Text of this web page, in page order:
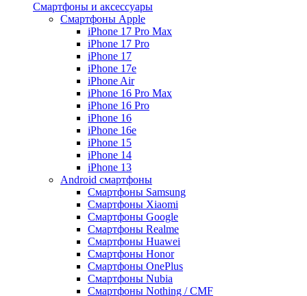
Смартфоны и аксессуары
Смартфоны Apple
iPhone 17 Pro Max
iPhone 17 Pro
iPhone 17
iPhone 17e
iPhone Air
iPhone 16 Pro Max
iPhone 16 Pro
iPhone 16
iPhone 16e
iPhone 15
iPhone 14
iPhone 13
Android cмартфоны
Смартфоны Samsung
Смартфоны Xiaomi
Смартфоны Google
Смартфоны Realme
Смартфоны Huawei
Смартфоны Honor
Смартфоны OnePlus
Смартфоны Nubia
Смартфоны Nothing / CMF